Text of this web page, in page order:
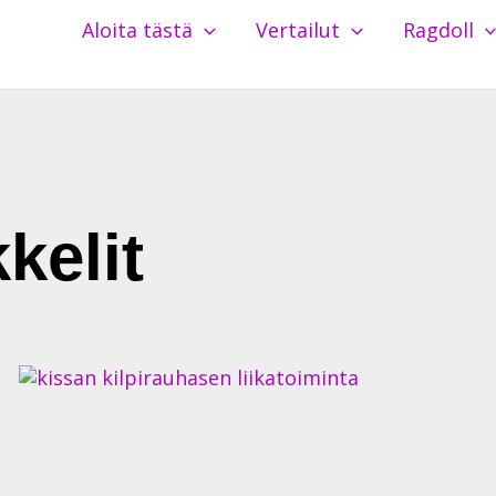
Aloita tästä Vertailut Ragdoll